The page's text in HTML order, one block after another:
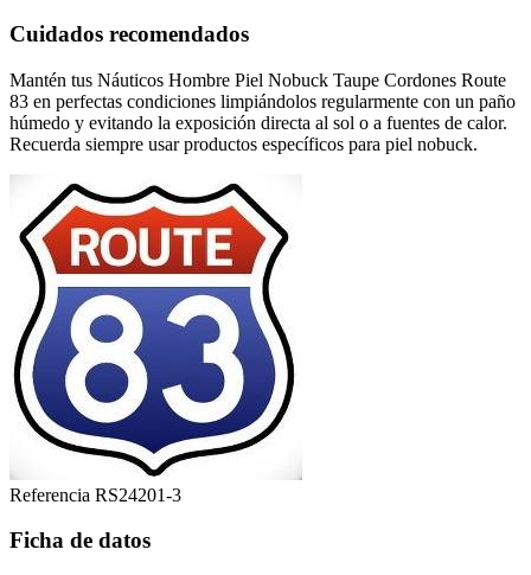
Cuidados recomendados
Mantén tus Náuticos Hombre Piel Nobuck Taupe Cordones Route
83 en perfectas condiciones limpiándolos regularmente con un paño
húmedo y evitando la exposición directa al sol o a fuentes de calor.
Recuerda siempre usar productos específicos para piel nobuck.
Referencia RS24201-3
Ficha de datos